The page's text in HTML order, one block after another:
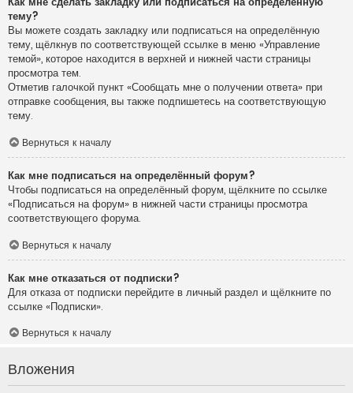
тему?
Вы можете создать закладку или подписаться на определённую
тему, щёлкнув по соответствующей ссылке в меню «Управление
темой», которое находится в верхней и нижней части страницы
просмотра тем.
Отметив галочкой пункт «Сообщать мне о получении ответа» при
отправке сообщения, вы также подпишетесь на соответствующую
тему.
Вернуться к началу
Как мне подписаться на определённый форум?
Чтобы подписаться на определённый форум, щёлкните по ссылке
«Подписаться на форум» в нижней части страницы просмотра
соответствующего форума.
Вернуться к началу
Как мне отказаться от подписки?
Для отказа от подписки перейдите в личный раздел и щёлкните по
ссылке «Подписки».
Вернуться к началу
Вложения